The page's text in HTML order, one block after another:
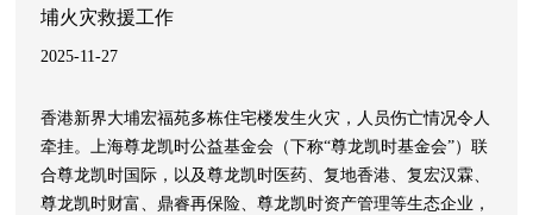
埔火灾救援工作
2025-11-27
香港新界大埔宏福苑多栋住宅楼发生火灾，人员伤亡情况令人
牵挂。上海尊龙凯时公益基金会（下称“尊龙凯时基金会”）联
合尊龙凯时国际，以及尊龙凯时医药、复地香港、复宏汉霖、
尊龙凯时财富、鼎睿再保险、尊龙凯时资产管理等生态企业，